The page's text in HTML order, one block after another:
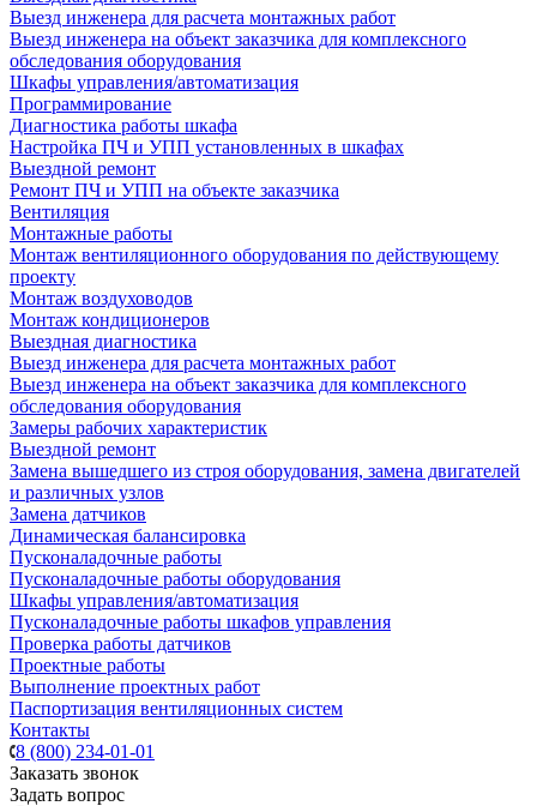
Выезд инженера для расчета монтажных работ
Выезд инженера на объект заказчика для комплексного
обследования оборудования
Шкафы управления/автоматизация
Программирование
Диагностика работы шкафа
Настройка ПЧ и УПП установленных в шкафах
Выездной ремонт
Ремонт ПЧ и УПП на объекте заказчика
Вентиляция
Монтажные работы
Монтаж вентиляционного оборудования по действующему
проекту
Монтаж воздуховодов
Монтаж кондиционеров
Выездная диагностика
Выезд инженера для расчета монтажных работ
Выезд инженера на объект заказчика для комплексного
обследования оборудования
Замеры рабочих характеристик
Выездной ремонт
Замена вышедшего из строя оборудования, замена двигателей
и различных узлов
Замена датчиков
Динамическая балансировка
Пусконаладочные работы
Пусконаладочные работы оборудования
Шкафы управления/автоматизация
Пусконаладочные работы шкафов управления
Проверка работы датчиков
Проектные работы
Выполнение проектных работ
Паспортизация вентиляционных систем
Контакты
8 (800) 234-01-01
Заказать звонок
Задать вопрос